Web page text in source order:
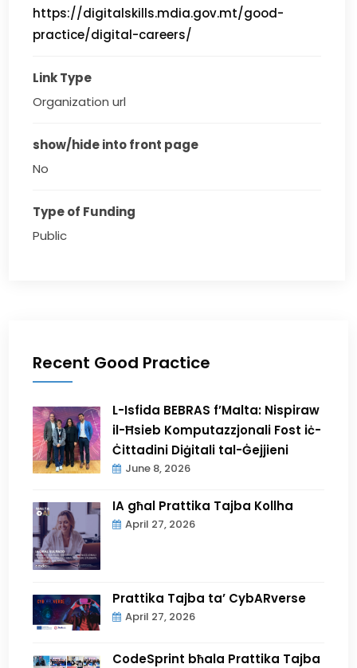
https://digitalskills.mdia.gov.mt/good-
practice/digital-careers/
Link Type
Organization url
show/hide into front page
No
Type of Funding
Public
Recent Good Practice
L-Isfida BEBRAS f’Malta: Nispiraw
il-Ħsieb Komputazzjonali Fost iċ-
Ċittadini Diġitali tal-Ġejjieni
June 8, 2026
IA għal Prattika Tajba Kollha
April 27, 2026
Prattika Tajba ta’ CybARverse
April 27, 2026
CodeSprint bħala Prattika Tajba